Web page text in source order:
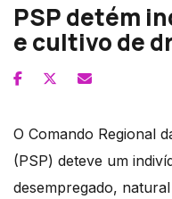
PSP detém
e cultivo de
O Comando Regional
(PSP) deteve um
desempregado,